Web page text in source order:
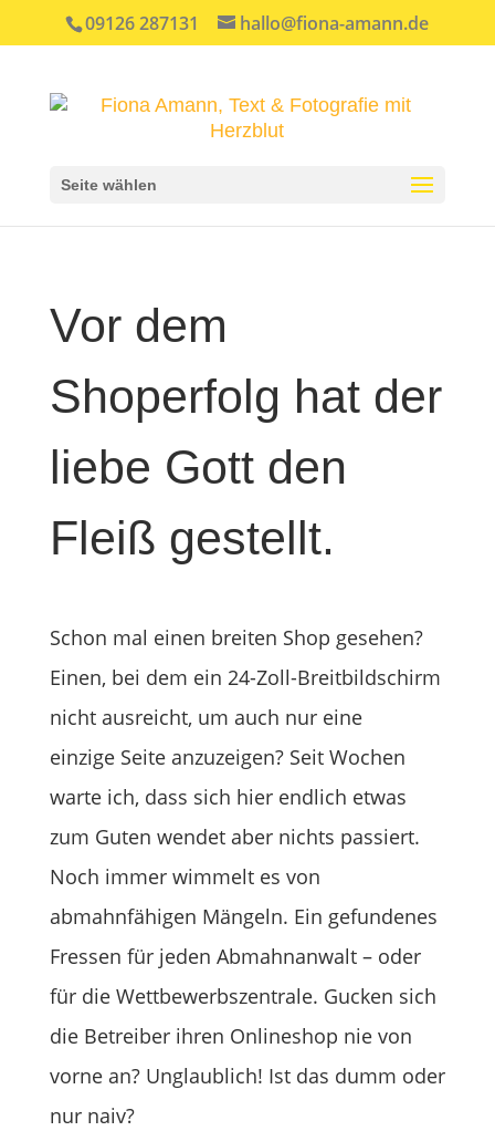
09126 287131 hallo@fiona-amann.de
Seite wählen
Vor dem
Shoperfolg hat der
liebe Gott den
Fleiß gestellt.
Schon mal einen breiten Shop gesehen?
Einen, bei dem ein 24-Zoll-Breitbildschirm
nicht ausreicht, um auch nur eine
einzige Seite anzuzeigen? Seit Wochen
warte ich, dass sich hier endlich etwas
zum Guten wendet aber nichts passiert.
Noch immer wimmelt es von
abmahnfähigen Mängeln. Ein gefundenes
Fressen für jeden Abmahnanwalt – oder
für die Wettbewerbszentrale. Gucken sich
die Betreiber ihren Onlineshop nie von
vorne an? Unglaublich! Ist das dumm oder
nur naiv?